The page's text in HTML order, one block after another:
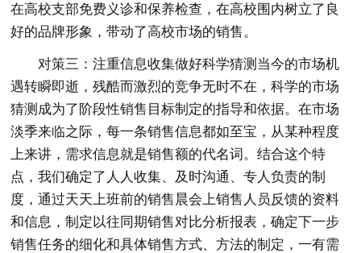
在高校支部免费义诊和保养检查，在高校围内树立了良
好的品牌形象，带动了高校市场的销售。
对策三：注重信息收集做好科学猜测当今的市场机
遇转瞬即逝，残酷而激烈的竞争无时不在，科学的市场
猜测成为了阶段性销售目标制定的指导和依据。在市场
淡季来临之际，每一条销售信息都如至宝，从某种程度
上来讲，需求信息就是销售额的代名词。结合这个特
点，我们确定了人人收集、及时沟通、专人负责的制
度，通过天天上班前的销售晨会上销售人员反馈的资料
和信息，制定以往同期销售对比分析报表，确定下一步
销售任务的细化和具体销售方式、方法的制定，一有需